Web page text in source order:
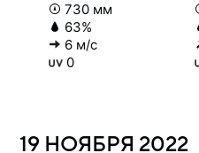
730 мм
63%
6 м/с
0
19 НОЯБРЯ 2022